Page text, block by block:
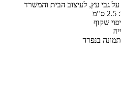
שקוף
בנפרד